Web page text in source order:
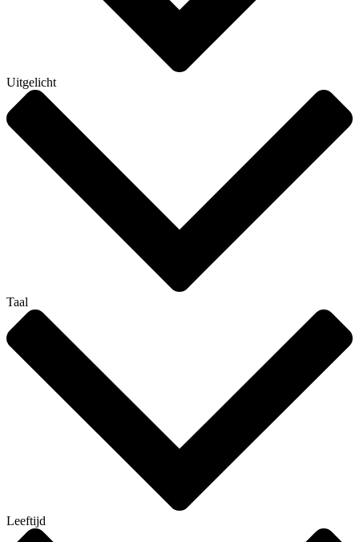
Uitgelicht
Taal
Leeftijd